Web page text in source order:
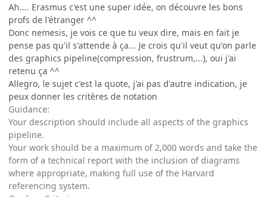
Ah.... Erasmus c'est une super idée, on découvre les bons
profs de l'étranger ^^
Donc nemesis, je vois ce que tu veux dire, mais en fait je
pense pas qu'il s'attende à ça... Je crois qu'il veut qu'on parle
des graphics pipeline(compression, frustrum,...), oui j'ai
retenu ça ^^
Allegro, le sujet c'est la quote, j'ai pas d'autre indication, je
peux donner les critères de notation
Guidance:
Your description should include all aspects of the graphics
pipeline.
Your work should be a maximum of 2,000 words and take the
form of a technical report with the inclusion of diagrams
where appropriate, making full use of the Harvard
referencing system.